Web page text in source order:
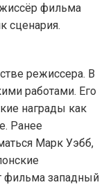
фильма
сценария.
режиссера. В
работами. Его
награды как
Ранее
Марк Уэбб,
фильма западный